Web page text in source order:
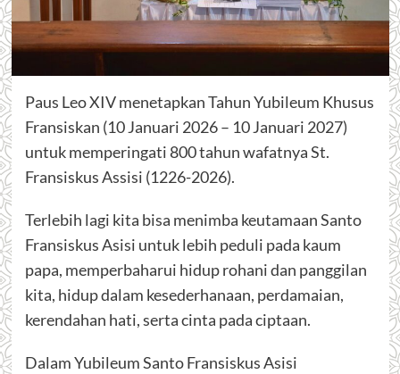
Paus Leo XIV menetapkan Tahun Yubileum Khusus
Fransiskan (10 Januari 2026 – 10 Januari 2027)
untuk memperingati 800 tahun wafatnya St.
Fransiskus Assisi (1226-2026).
Terlebih lagi kita bisa menimba keutamaan Santo
Fransiskus Asisi untuk lebih peduli pada kaum
papa, memperbaharui hidup rohani dan panggilan
kita, hidup dalam kesederhanaan, perdamaian,
kerendahan hati, serta cinta pada ciptaan.
Dalam Yubileum Santo Fransiskus Asisi